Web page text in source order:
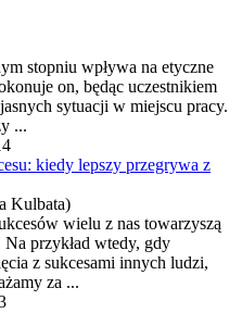
stopniu wpływa na etyczne
on, będąc uczestnikiem
sytuacji w miejscu pracy.
...
kiedy lepszy przegrywa z
Kulbata)
wielu z nas towarzyszą
przykład wtedy, gdy
z sukcesami innych ludzi,
za ...